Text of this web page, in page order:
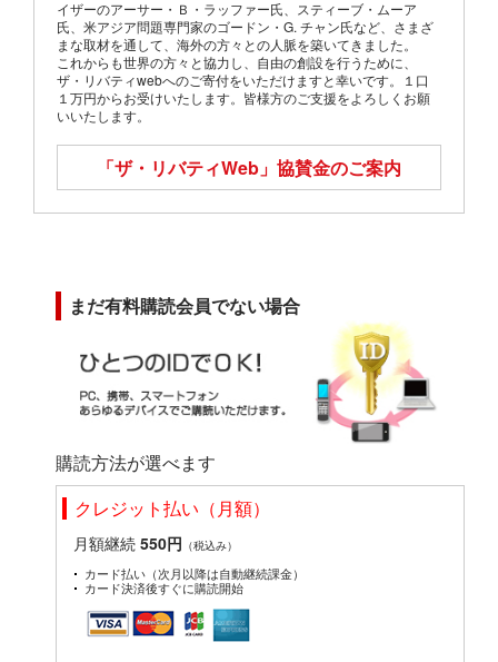
イザーのアーサー・Ｂ・ラッファー氏、スティーブ・ムーア
氏、米アジア問題専門家のゴードン・G. チャン氏など、さまざ
まな取材を通して、海外の方々との人脈を築いてきました。
これからも世界の方々と協力し、自由の創設を行うために、
ザ・リバティwebへのご寄付をいただけますと幸いです。１口
１万円からお受けいたします。皆様方のご支援をよろしくお願
いいたします。
「ザ・リバティWeb」 協賛金のご案内
まだ有料購読会員でない場合
購読方法が選べます
クレジット払い（月額）
月額継続 550円 （税込み）
カード払い（次月以降は自動継続課金）
カード決済後すぐに購読開始